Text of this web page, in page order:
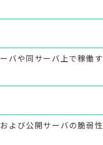
バや同サーバ上で稼働
よび公開サーバの脆弱